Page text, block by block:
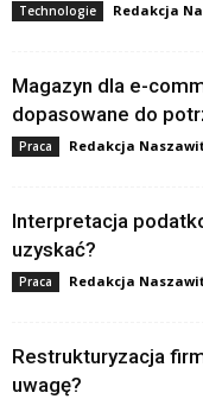
Technologie Redakcja
Magazyn dla e-
dopasowane do
Praca Redakcja
Interpretacja
uzyskać?
Praca Redakcja
Restrukturyzacja
uwagę?